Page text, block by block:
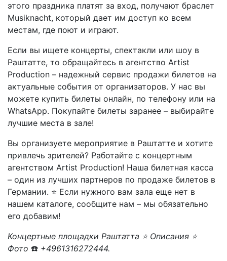
этого праздника платят за вход, получают браслет
Musiknacht, который дает им доступ ко всем
местам, где поют и играют.
Если вы ищете концерты, спектакли или шоу в
Раштатте, то обращайтесь в агентство Artist
Production – надежный сервис продажи билетов на
актуальные события от организаторов. У нас вы
можете купить билеты онлайн, по телефону или на
WhatsApp. Покупайте билеты заранее – выбирайте
лучшие места в зале!
Вы организуете мероприятие в Раштатте и хотите
привлечь зрителей? Работайте с концертным
агентством Artist Production! Наша билетная касса
– один из лучших партнеров по продаже билетов в
Германии. ⭐ Если нужного вам зала еще нет в
нашем каталоге, сообщите нам – мы обязательно
его добавим!
Концертные площадки Раштатта ⭐ Описания ⭐
Фото ☎️ +4961316272444.